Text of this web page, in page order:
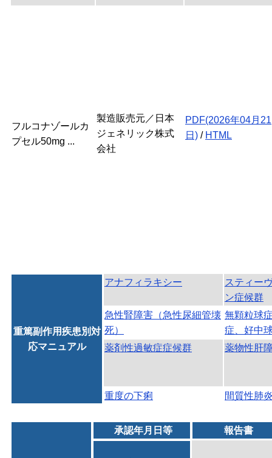
フルコナゾールカ
プセル50mg ...
製造販売元／日本
ジェネリック株式
会社
PDF(2026年04月21
日) / HTML
重篤副作用疾患別対
応マニュアル
アナフィラキシー
スティー
ン症候群
急性腎障害（急性尿細管壊
死）
無顆粒球
症、好中
薬剤性過敏症症候群
薬物性肝
重度の下痢 間質性肺
承認年月日等 報告書